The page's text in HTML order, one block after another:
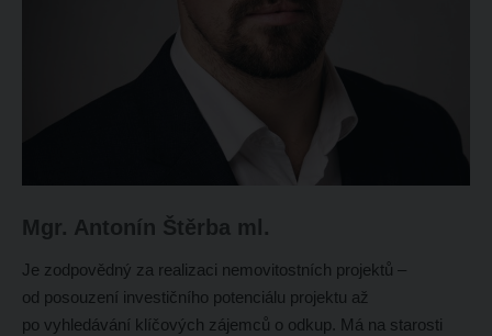
Mgr. Antonín Štěrba ml.
Je zodpovědný za realizaci nemovitostních projektů –
od posouzení investičního potenciálu projektu až
po vyhledávání klíčových zájemců o odkup. Má na starosti